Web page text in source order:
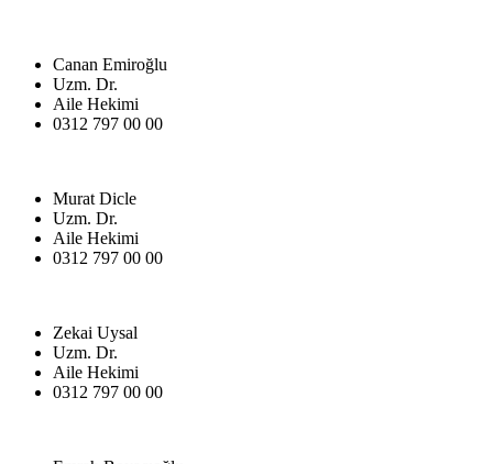
Canan Emiroğlu
Uzm. Dr.
Aile Hekimi
0312 797 00 00
Murat Dicle
Uzm. Dr.
Aile Hekimi
0312 797 00 00
Zekai Uysal
Uzm. Dr.
Aile Hekimi
0312 797 00 00